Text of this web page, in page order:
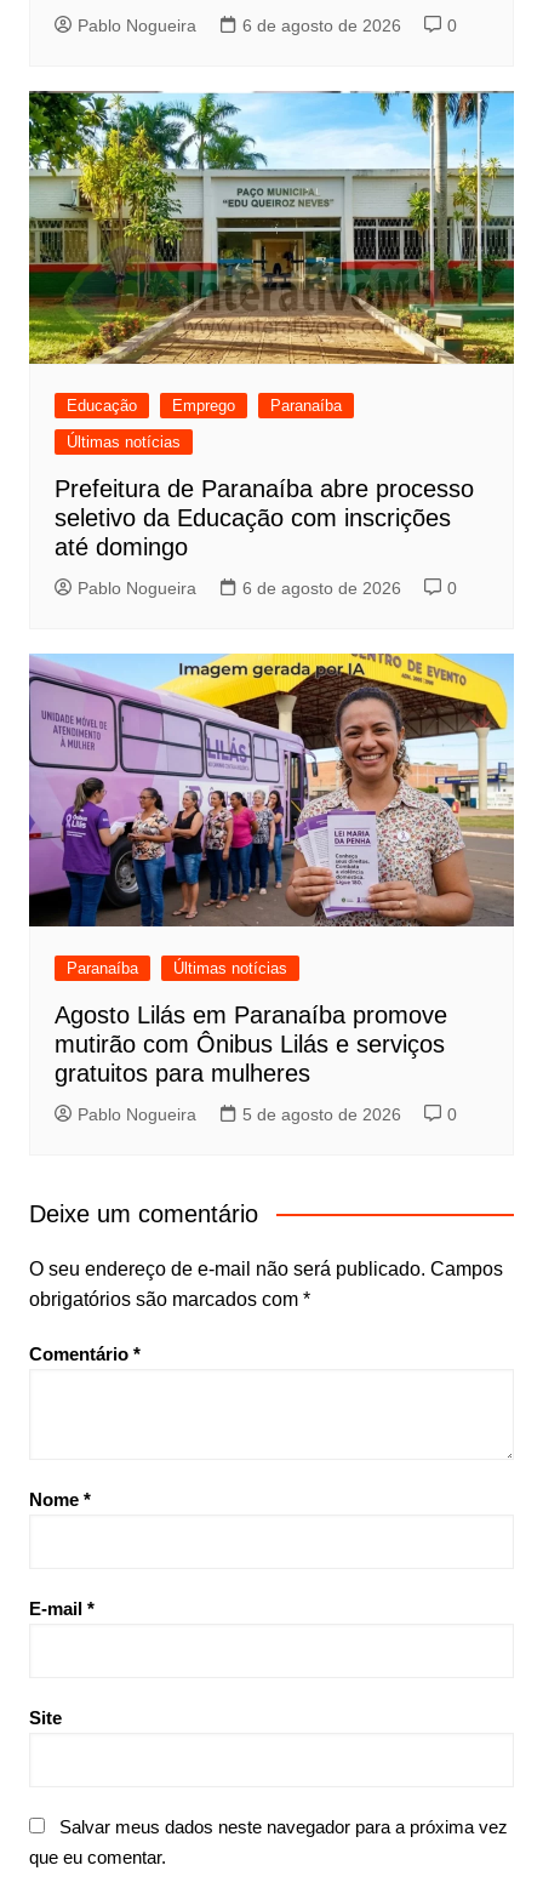
Pablo Nogueira 6 de agosto de 2026 0
Educação Emprego
Paranaíba
Últimas notícias
Prefeitura de Paranaíba abre processo
seletivo da Educação com inscrições
até domingo
Pablo Nogueira 6 de agosto de 2026 0
Paranaíba Últimas notícias
Agosto Lilás em Paranaíba promove
mutirão com Ônibus Lilás e serviços
gratuitos para mulheres
Pablo Nogueira 5 de agosto de 2026 0
Deixe um comentário
O seu endereço de e-mail não será publicado. Campos
obrigatórios são marcados com *
Comentário *
Nome *
E-mail *
Site
Salvar meus dados neste navegador para a próxima vez
que eu comentar.